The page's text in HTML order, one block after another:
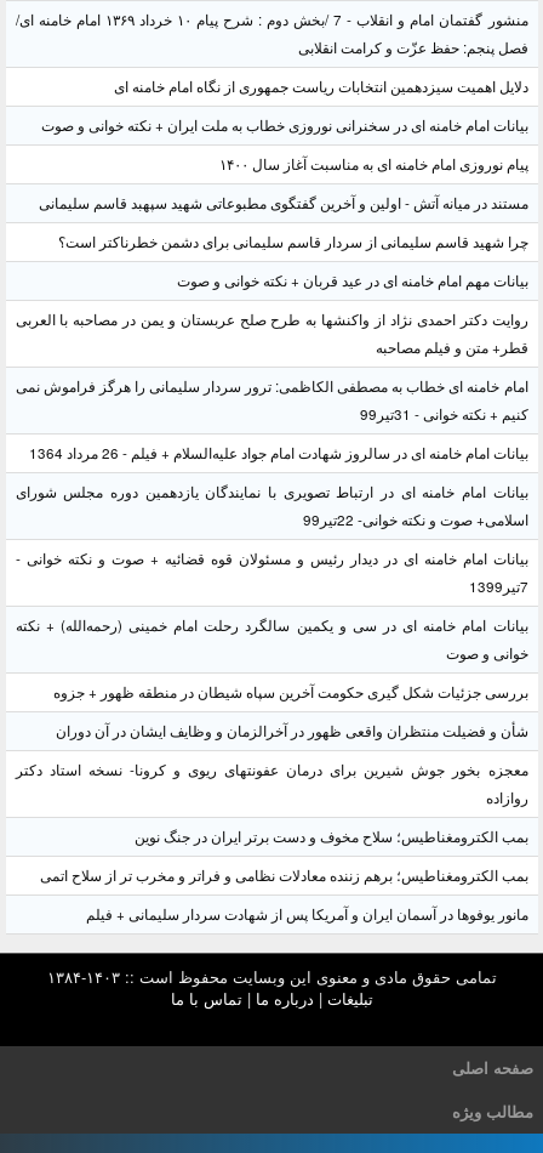
منشور گفتمان امام و انقلاب - 7 /بخش دوم : شرح پیام ۱۰ خرداد ۱۳۶۹ امام خامنه ای/
فصل پنجم: حفظ عزّت و کرامت انقلابی
دلایل اهمیت سیزدهمین انتخابات ریاست جمهوری از نگاه امام خامنه ای
بیانات امام خامنه ای در سخنرانی نوروزی خطاب به ملت ایران + نکته خوانی و صوت
پیام نوروزی امام خامنه ای به مناسبت آغاز سال ۱۴۰۰
مستند در میانه آتش - اولین و آخرین گفتگوی مطبوعاتی شهید سپهبد قاسم سلیمانی
چرا شهید قاسم سلیمانی از سردار قاسم سلیمانی برای دشمن خطرناکتر است؟
بیانات مهم امام خامنه ای در عید قربان + نکته خوانی و صوت
روایت دکتر احمدی نژاد از واکنشها به طرح صلح عربستان و یمن در مصاحبه با العربی
قطر+ متن و فیلم مصاحبه
امام خامنه ای خطاب به مصطفی الکاظمی: ترور سردار سلیمانی را هرگز فراموش نمی
کنیم + نکته خوانی - 31تیر99
بیانات امام خامنه ای در سالروز شهادت امام جواد علیه‌السلام + فیلم - 26 مرداد 1364
بیانات امام خامنه ای در ارتباط تصویری با نمایندگان یازدهمین دوره مجلس شورای
اسلامی+ صوت و نکته خوانی- 22تیر99
بیانات امام خامنه ای در دیدار رئیس و مسئولان قوه قضائیه + صوت و نکته خوانی -
7تیر1399
بیانات امام خامنه ای در سی و یکمین سالگرد رحلت امام خمینی (رحمه‌الله) + نکته
خوانی و صوت
بررسی جزئیات شکل گیری حکومت آخرین سپاه شیطان در منطقه ظهور + جزوه
شأن و فضیلت منتظران واقعی ظهور در آخرالزمان و وظایف ایشان در آن دوران
معجزه بخور جوش شیرین برای درمان عفونتهای ریوی و کرونا- نسخه استاد دکتر
روازاده
بمب الکترومغناطیس؛ سلاح مخوف و دست برتر ایران در جنگ نوین
بمب الکترومغناطیس؛ برهم زننده معادلات نظامی و فراتر و مخرب تر از سلاح اتمی
مانور یوفوها در آسمان ایران و آمریکا پس از شهادت سردار سلیمانی + فیلم
تمامی حقوق مادی و معنوی این وبسایت محفوظ است :: ۱۴۰۳-۱۳۸۴
تبلیغات | درباره ما |تماس با ما
صفحه اصلی
مطالب ویژه